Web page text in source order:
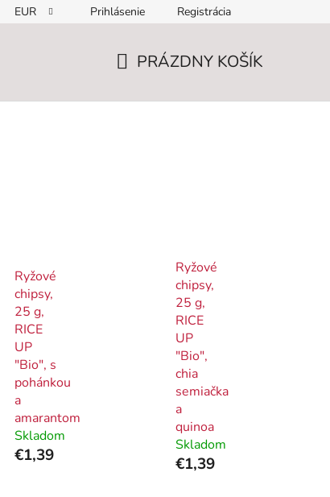
EUR Prihlásenie Registrácia
PRÁZDNY KOŠÍK
Ryžové
chipsy,
25 g,
RICE
UP
"Bio", s
pohánkou
a
amarantom
Skladom
€1,39
Ryžové
chipsy,
25 g,
RICE
UP
"Bio",
chia
semiačka
a
quinoa
Skladom
€1,39